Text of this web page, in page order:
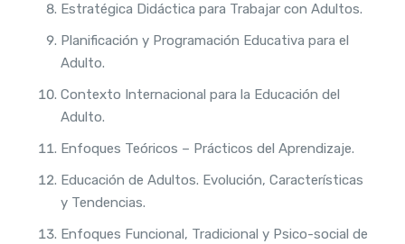
Estratégica Didáctica para Trabajar con Adultos.
Planificación y Programación Educativa para el
Adulto.
Contexto Internacional para la Educación del
Adulto.
Enfoques Teóricos – Prácticos del Aprendizaje.
Educación de Adultos. Evolución, Características
y Tendencias.
Enfoques Funcional, Tradicional y Psico-social de